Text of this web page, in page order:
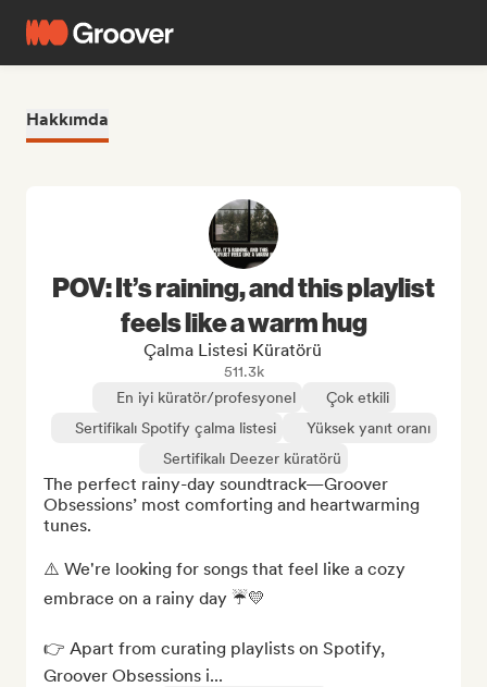
Hakkımda
POV: It’s raining, and this playlist
feels like a warm hug
Çalma Listesi Küratörü
511.3k
En iyi küratör/profesyonel
Çok etkili
Sertifikalı Spotify çalma listesi
Yüksek yanıt oranı
Sertifikalı Deezer küratörü
The perfect rainy-day soundtrack—Groover
Obsessions’ most comforting and heartwarming
tunes.
⚠️ We're looking for songs that feel like a cozy
embrace on a rainy day ☔💛
👉 Apart from curating playlists on Spotify,
Groover Obsessions i...